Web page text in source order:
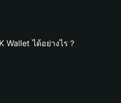
ได้อย่างไร？